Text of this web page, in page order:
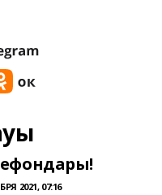
2021, 07:16